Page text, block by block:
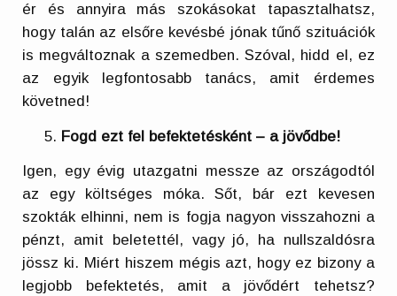
ér és annyira más szokásokat tapasztalhatsz,
hogy talán az elsőre kevésbé jónak tűnő szituációk
is megváltoznak a szemedben. Szóval, hidd el, ez
az egyik legfontosabb tanács, amit érdemes
követned!
Fogd ezt fel befektetésként – a jövődbe!
Igen, egy évig utazgatni messze az országodtól
az egy költséges móka. Sőt, bár ezt kevesen
szokták elhinni, nem is fogja nagyon visszahozni a
pénzt, amit beletettél, vagy jó, ha nullszaldósra
jössz ki. Miért hiszem mégis azt, hogy ez bizony a
legjobb befektetés, amit a jövődért tehetsz?